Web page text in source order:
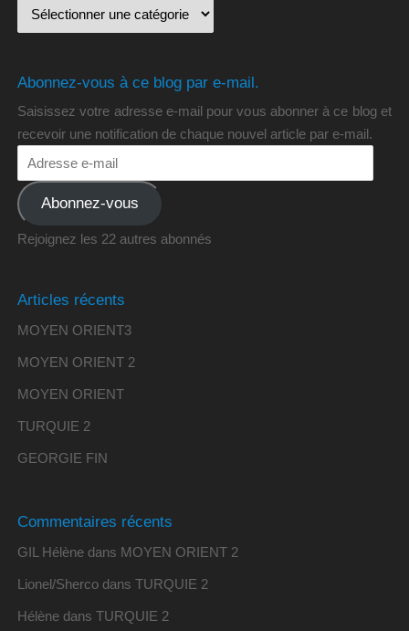
Abonnez-vous à ce blog par e-mail.
Saisissez votre adresse e-mail pour vous abonner à ce blog et
recevoir une notification de chaque nouvel article par e-mail.
Abonnez-vous
Rejoignez les 22 autres abonnés
Articles récents
MOYEN ORIENT3
MOYEN ORIENT 2
MOYEN ORIENT
TURQUIE 2
GEORGIE FIN
Commentaires récents
GIL Hélènedans MOYEN ORIENT 2
Lionel/Shercodans TURQUIE 2
Hélènedans TURQUIE 2